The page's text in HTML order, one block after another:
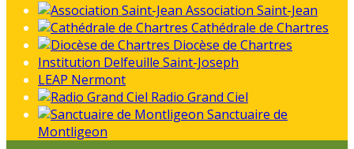
Association Saint-Jean
Cathédrale de Chartres
Diocèse de Chartres
Institution Delfeuille Saint-Joseph
LEAP Nermont
Radio Grand Ciel
Sanctuaire de
Montligeon